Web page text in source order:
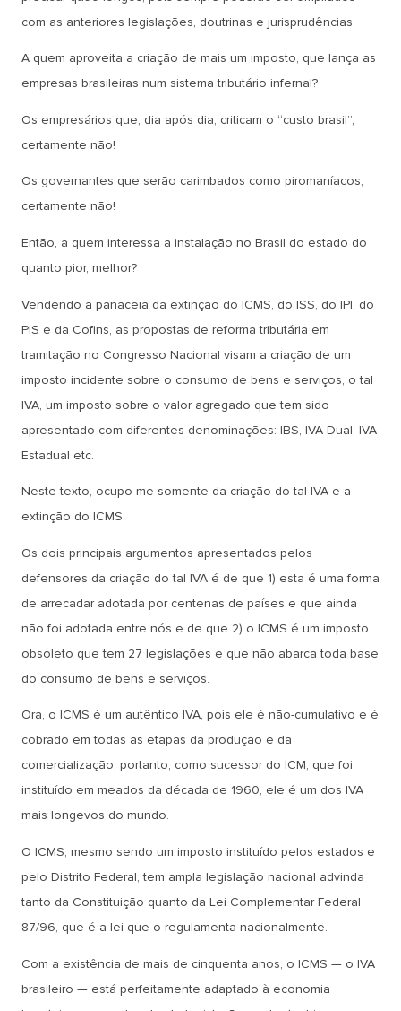
com as anteriores legislações, doutrinas e jurisprudências.
A quem aproveita a criação de mais um imposto, que lança as
empresas brasileiras num sistema tributário infernal?
Os empresários que, dia após dia, criticam o “custo brasil”,
certamente não!
Os governantes que serão carimbados como piromaníacos,
certamente não!
Então, a quem interessa a instalação no Brasil do estado do
quanto pior, melhor?
Vendendo a panaceia da extinção do ICMS, do ISS, do IPI, do
PIS e da Cofins, as propostas de reforma tributária em
tramitação no Congresso Nacional visam a criação de um
imposto incidente sobre o consumo de bens e serviços, o tal
IVA, um imposto sobre o valor agregado que tem sido
apresentado com diferentes denominações: IBS, IVA Dual, IVA
Estadual etc.
Neste texto, ocupo-me somente da criação do tal IVA e a
extinção do ICMS.
Os dois principais argumentos apresentados pelos
defensores da criação do tal IVA é de que 1) esta é uma forma
de arrecadar adotada por centenas de países e que ainda
não foi adotada entre nós e de que 2) o ICMS é um imposto
obsoleto que tem 27 legislações e que não abarca toda base
do consumo de bens e serviços.
Ora, o ICMS é um autêntico IVA, pois ele é não-cumulativo e é
cobrado em todas as etapas da produção e da
comercialização, portanto, como sucessor do ICM, que foi
instituído em meados da década de 1960, ele é um dos IVA
mais longevos do mundo.
O ICMS, mesmo sendo um imposto instituído pelos estados e
pelo Distrito Federal, tem ampla legislação nacional advinda
tanto da Constituição quanto da Lei Complementar Federal
87/96, que é a lei que o regulamenta nacionalmente.
Com a existência de mais de cinquenta anos, o ICMS — o IVA
brasileiro — está perfeitamente adaptado à economia